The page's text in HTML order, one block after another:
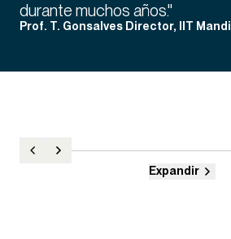
durante muchos años."
Prof. T. Gonsalves Director, IIT Mandi
Expandir